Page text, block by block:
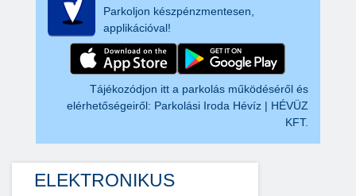
Parkoljon készpénzmentesen,
applikációval!
Tájékozódjon itt a parkolás működéséről és
elérhetőségeiről: Parkolási Iroda Hévíz | HÉVÜZ
KFT.
ELEKTRONIKUS